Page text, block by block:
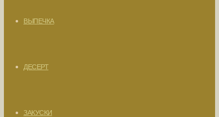
ВЫПЕЧКА
ДЕСЕРТ
ЗАКУСКИ